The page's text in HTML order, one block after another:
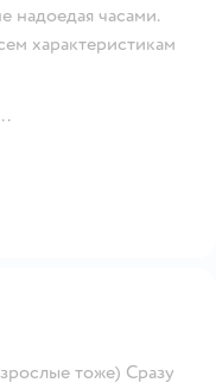
надоедая часами.
характеристикам
тоже) Сразу